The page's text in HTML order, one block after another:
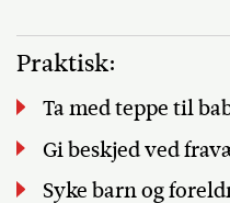
Praktisk:
Ta med teppe til
Gi beskjed ved
Syke barn og